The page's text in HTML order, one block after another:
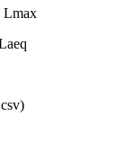
Lmax